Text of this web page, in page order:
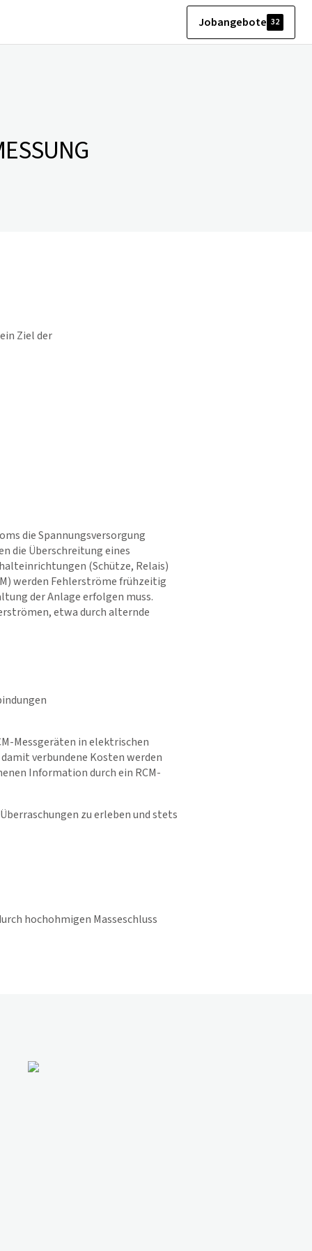
Jobangebote 32
Ziel der
die Spannungsversorgung
die Überschreitung eines
(Schütze, Relais)
werden Fehlerströme frühzeitig
der Anlage erfolgen muss.
etwa durch alternde
Messgeräten in elektrischen
verbundene Kosten werden
Information durch ein RCM-
zu erleben und stets
hochohmigen Masseschluss